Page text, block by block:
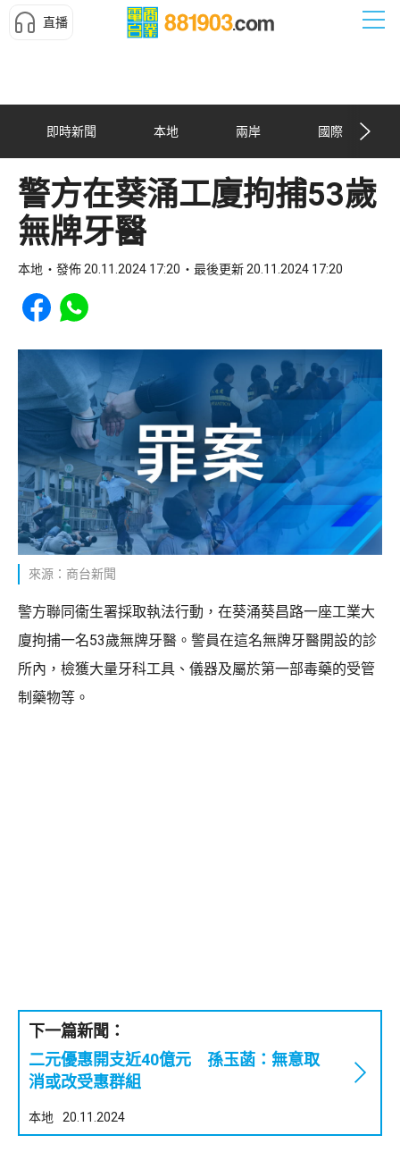
直播
即時新聞 本地 兩岸 國際
警方在葵涌工廈拘捕53歲
無牌牙醫
本地 發佈 20.11.2024 17:20 最後更新 20.11.2024 17:20
Share to Facebook
Share to WhatsApp
來源：商台新聞
警方聯同衞生署採取執法行動，在葵涌葵昌路一座工業大
廈拘捕一名53歲無牌牙醫。警員在這名無牌牙醫開設的診
所內，檢獲大量牙科工具、儀器及屬於第一部毒藥的受管
制藥物等。
下一篇新聞：
二元優惠開支近40億元 孫玉菡：無意取
消或改受惠群組
本地 20.11.2024